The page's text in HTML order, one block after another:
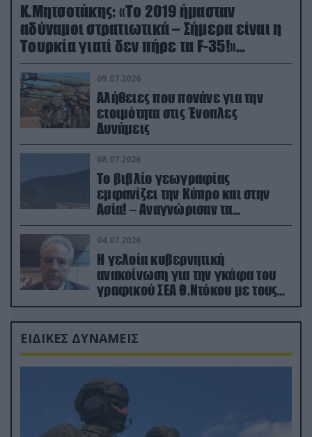
Κ.Μητσοτάκης: «Το 2019 ήμασταν
αδύναμοι στρατιωτικά – Σήμερα είναι η
Τουρκία γιατί δεν πήρε τα F-35!»
(βίντεο)
09.07.2026
Αλήθειες που πονάνε για την
ετοιμότητα στις Ένοπλες
Δυνάμεις
08.07.2026
Το βιβλίο γεωγραφίας
εμφανίζει την Κύπρο και στην
Ασία! – Αναγνώρισαν τα
κατεχόμενα; (φωτο)
04.07.2026
Η γελοία κυβερνητική
ανακοίνωση για την γκάφα του
γραφικού ΣΕΑ Θ.Ντόκου με τους
Ρώσους φαρσέρ
ΕΙΔΙΚΕΣ ΔΥΝΑΜΕΙΣ